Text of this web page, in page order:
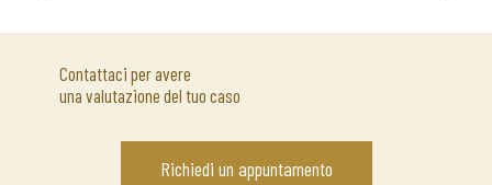
Contattaci per avere
una valutazione del tuo caso
Richiedi un appuntamento